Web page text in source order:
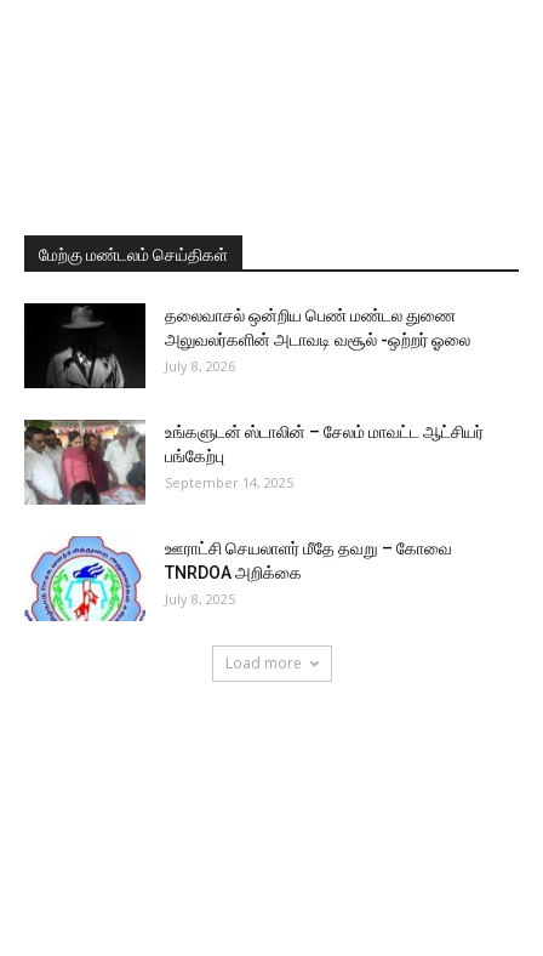
மேற்கு மண்டலம் செய்திகள்
தலைவாசல் ஒன்றிய பெண் மண்டல துணை
அலுவலர்களின் அடாவடி வசூல் -ஒற்றர் ஓலை
July 8, 2026
உங்களுடன் ஸ்டாலின் – சேலம் மாவட்ட ஆட்சியர்
பங்கேற்பு
September 14, 2025
ஊராட்சி செயலாளர் மீதே தவறு – கோவை
TNRDOA அறிக்கை
July 8, 2025
Load more